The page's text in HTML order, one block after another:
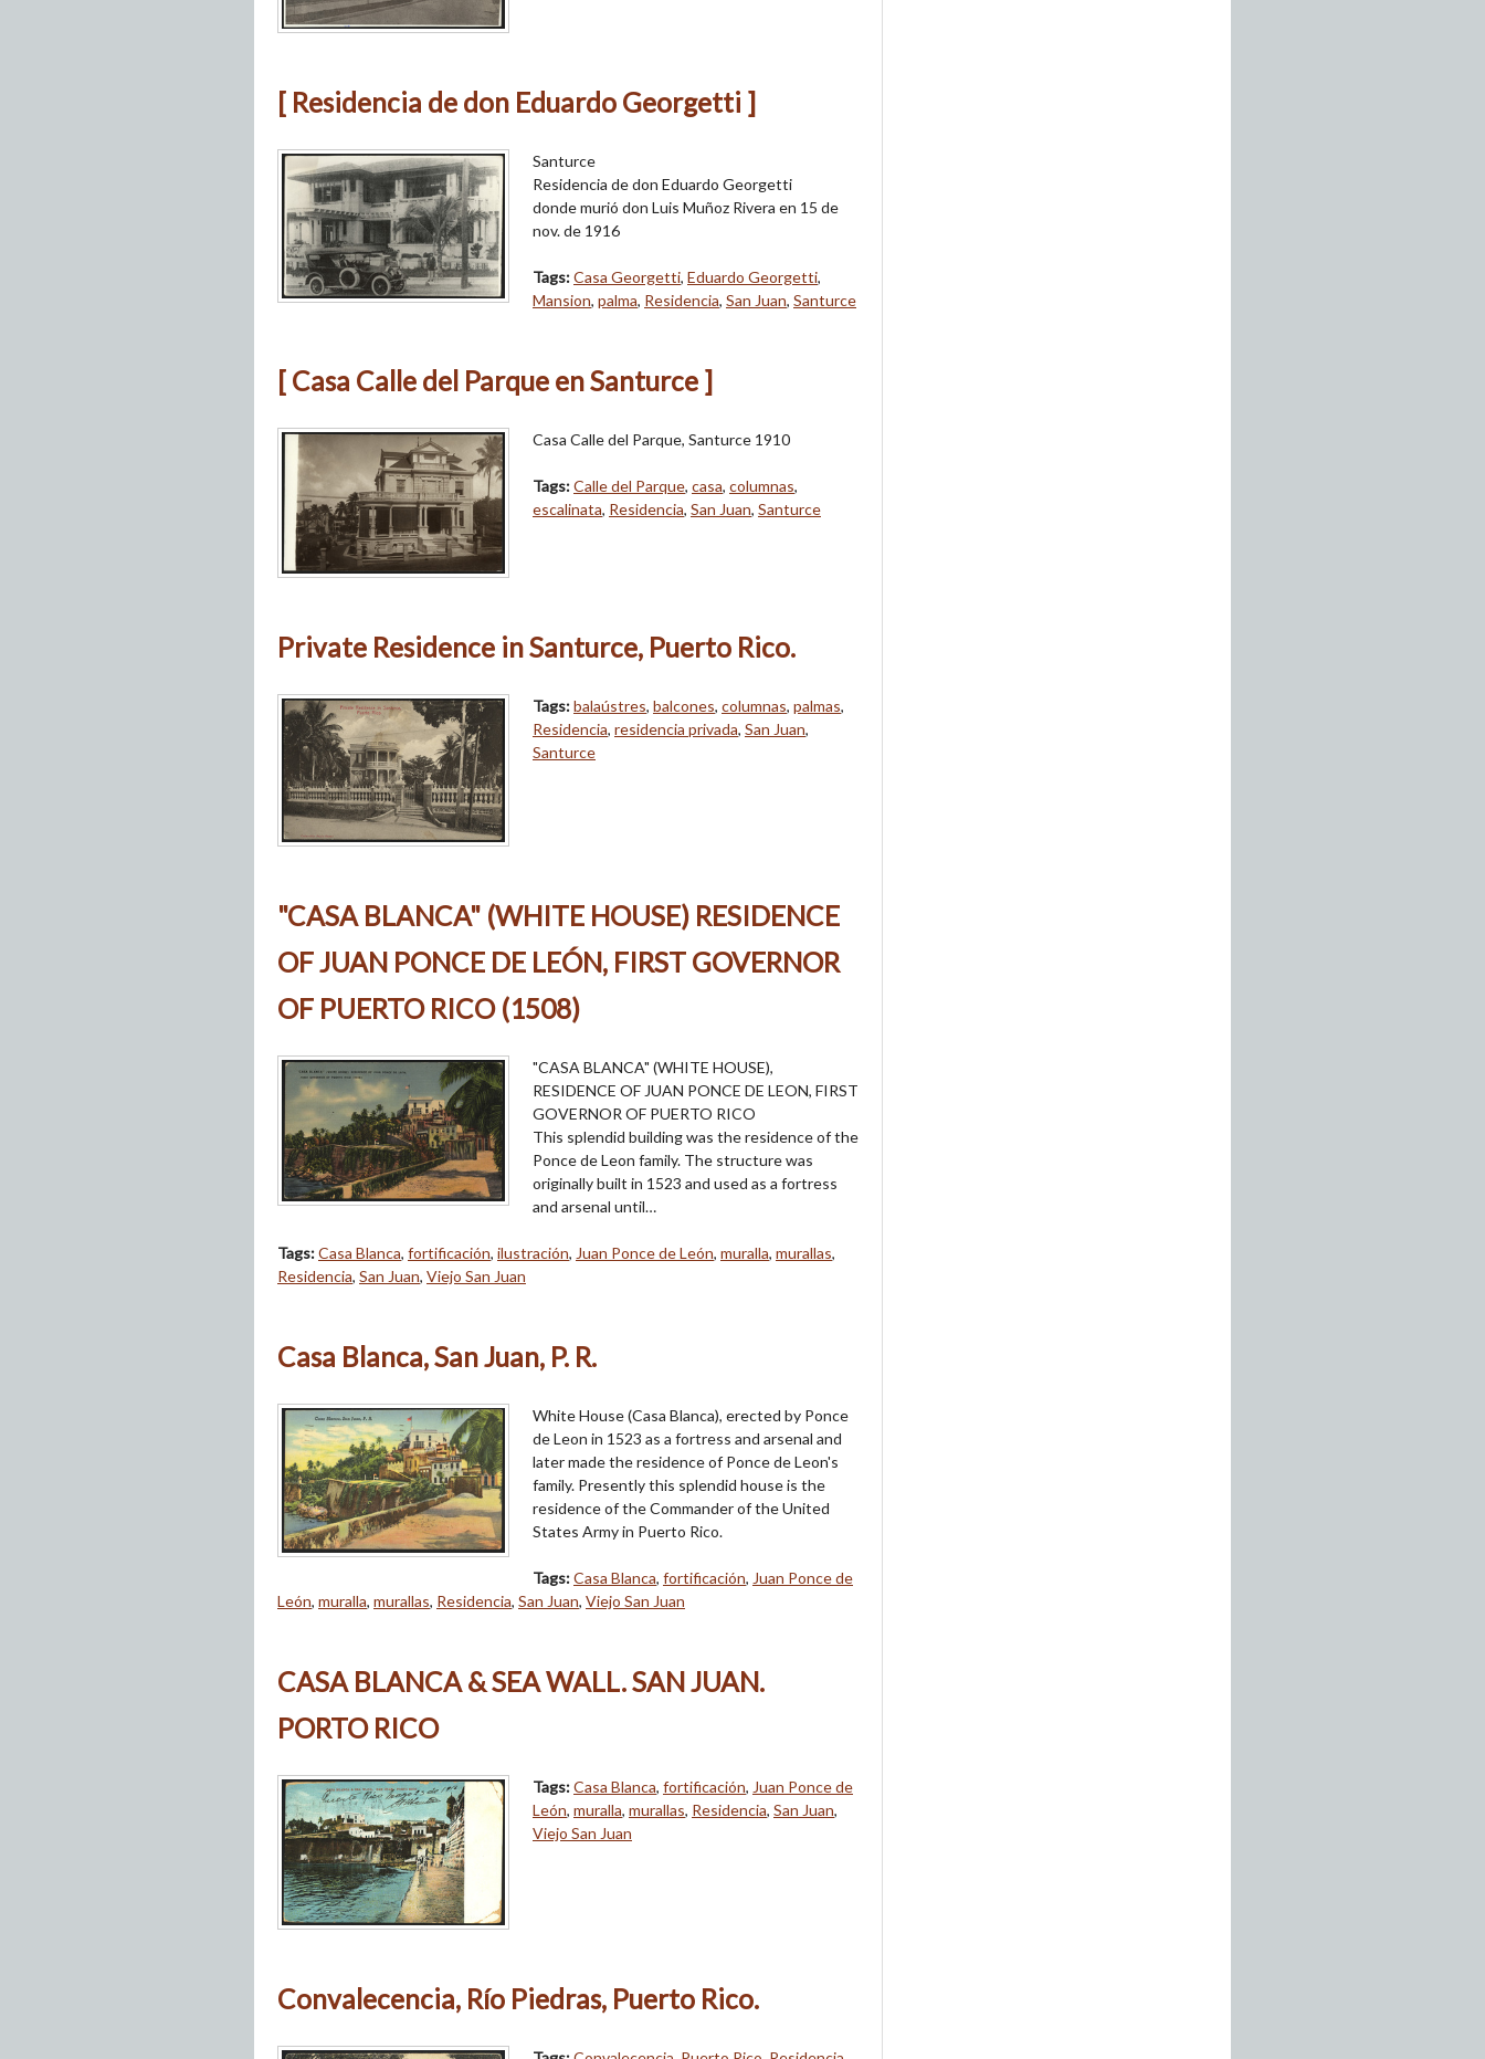
[ Residencia de don Eduardo Georgetti ]
Santurce
Residencia de don Eduardo Georgetti
donde murió don Luis Muñoz Rivera en 15 de
nov. de 1916
Tags:Casa Georgetti, Eduardo Georgetti,
Mansion, palma, Residencia, San Juan, Santurce
[ Casa Calle del Parque en Santurce ]
Casa Calle del Parque, Santurce 1910
Tags:Calle del Parque, casa, columnas,
escalinata, Residencia, San Juan, Santurce
Private Residence in Santurce, Puerto Rico.
Tags:balaústres, balcones, columnas, palmas,
Residencia, residencia privada, San Juan,
Santurce
"CASA BLANCA" (WHITE HOUSE) RESIDENCE
OF JUAN PONCE DE LEÓN, FIRST GOVERNOR
OF PUERTO RICO (1508)
"CASA BLANCA" (WHITE HOUSE),
RESIDENCE OF JUAN PONCE DE LEON, FIRST
GOVERNOR OF PUERTO RICO
This splendid building was the residence of the
Ponce de Leon family. The structure was
originally built in 1523 and used as a fortress
and arsenal until…
Tags:Casa Blanca, fortificación, ilustración, Juan Ponce de León, muralla, murallas,
Residencia, San Juan, Viejo San Juan
Casa Blanca, San Juan, P. R.
White House (Casa Blanca), erected by Ponce
de Leon in 1523 as a fortress and arsenal and
later made the residence of Ponce de Leon's
family. Presently this splendid house is the
residence of the Commander of the United
States Army in Puerto Rico.
Tags:Casa Blanca, fortificación, Juan Ponce de
León, muralla, murallas, Residencia, San Juan, Viejo San Juan
CASA BLANCA & SEA WALL. SAN JUAN.
PORTO RICO
Tags:Casa Blanca, fortificación, Juan Ponce de
León, muralla, murallas, Residencia, San Juan,
Viejo San Juan
Convalecencia, Río Piedras, Puerto Rico.